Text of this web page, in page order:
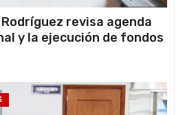
revisa agenda
y la ejecución de fondos
sismos